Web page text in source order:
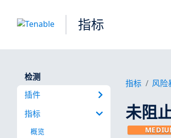
指标
检测
插件
指标
概览
指标 风险
未阻